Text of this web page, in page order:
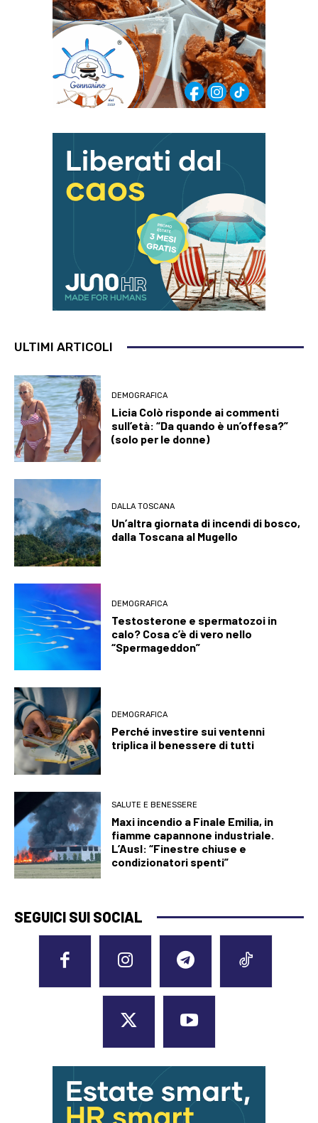
ULTIMI ARTICOLI
DEMOGRAFICA
Licia Colò risponde ai commenti
sull’età: “Da quando è un’offesa?”
(solo per le donne)
DALLA TOSCANA
Un’altra giornata di incendi di bosco,
dalla Toscana al Mugello
DEMOGRAFICA
Testosterone e spermatozoi in
calo? Cosa c’è di vero nello
“Spermageddon”
DEMOGRAFICA
Perché investire sui ventenni
triplica il benessere di tutti
SALUTE E BENESSERE
Maxi incendio a Finale Emilia, in
fiamme capannone industriale.
L’Ausl: “Finestre chiuse e
condizionatori spenti”
SEGUICI SUI SOCIAL